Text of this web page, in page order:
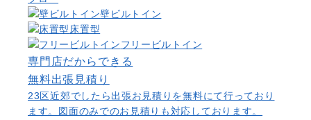
壁ビルトイン
床置型
フリービルトイン
専門店だからできる
無料出張見積り
23区近郊でしたら出張お見積りを無料にて行っており
ます。図面のみでのお見積りも対応しております。